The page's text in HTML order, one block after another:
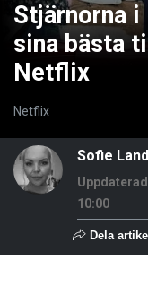
Stjärnorna i
sina bästa
Netflix
Netflix
Sofie
10:00
Dela